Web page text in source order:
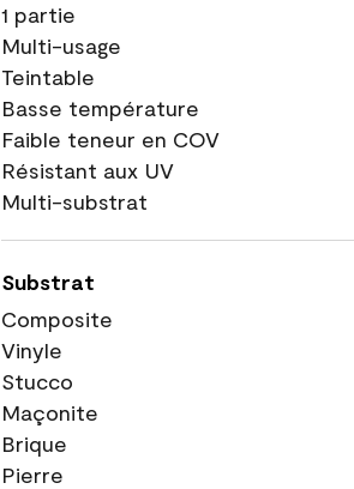
1 partie
Multi-usage
Teintable
Basse température
Faible teneur en COV
Résistant aux UV
Multi-substrat
Substrat
Composite
Vinyle
Stucco
Maçonite
Brique
Pierre